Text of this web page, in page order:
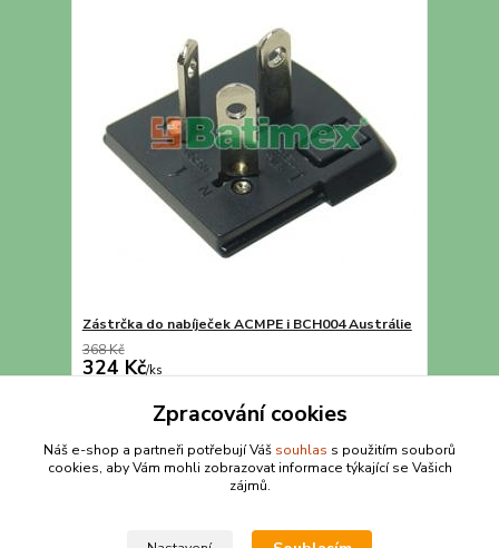
Zástrčka do nabíječek ACMPE i BCH004 Austrálie
368 Kč
324 Kč/ks
Detail
strana z 1
Zpracování cookies
Náš e-shop a partneři potřebují Váš souhlas s použitím souborů
cookies, aby Vám mohli zobrazovat informace týkající se Vašich
zájmů.